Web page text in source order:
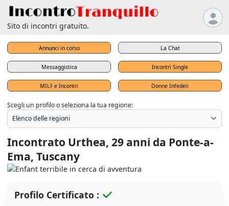
Sito di incontri gratuito.
Annunci in corso La Chat
Messaggistica Incontri Single
MILF e Incontri Donne Infedeli
Scegli un profilo o seleziona la tua regione:
Incontrato Urthea, 29 anni da Ponte-a-
Ema, Tuscany
Profilo Certificato :